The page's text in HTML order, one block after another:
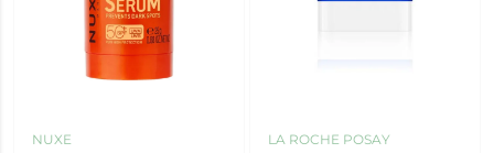
NUXE
LA ROCHE POSAY